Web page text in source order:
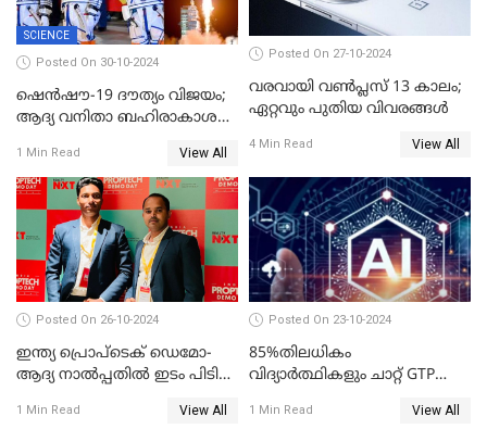
SCIENCE
Posted On 30-10-2024
ഷെന്‍ഷൗ-19 ദൗത്യം വിജയം;
ആദ്യ വനിതാ ബഹിരാകാശ
പേർ ടിയാൻഗോങിൽ
1 Min Read View All
Posted On 27-10-2024
വരവായി വൺപ്ലസ് 13 കാലം;
ഏറ്റവും പുതിയ വിവരങ്ങൾ
4 Min Read View All
Posted On 26-10-2024
ഇന്ത്യ പ്രൊപ്ടെക് ഡെമോ-
ആദ്യ നാല്‍പ്പതില്‍ ഇടം പിടിച്ച്
തിത്തിത്താര
1 Min Read View All
Posted On 23-10-2024
85%തിലധികം
വിദ്യാര്‍ത്ഥികളും ചാറ്റ് GTP
ഉപയോഗിക്കുന്നതായി
1 Min Read View All